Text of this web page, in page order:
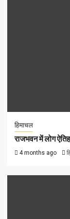
हिमाचल
राजभवन में लोग
4 months ago